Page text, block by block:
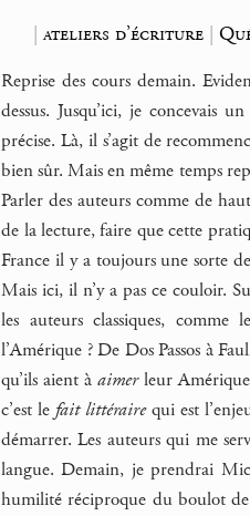
|ateliers d’écriture|
Reprise des cours demain.
dessus. Jusqu’ici, je concevais
précise. Là, il s’agit de
bien sûr. Mais en même temps
Parler des auteurs comme de
de la lecture, faire que cette
France il y a toujours une sorte
Mais ici, il n’y a pas ce couloir.
les auteurs classiques,
l’Amérique ? De Dos Passos à
qu’ils aient à aimerleur Amérique
c’est le fait littérairequi est
démarrer. Les auteurs qui me
langue. Demain, je prendrai
humilité réciproque du boulot